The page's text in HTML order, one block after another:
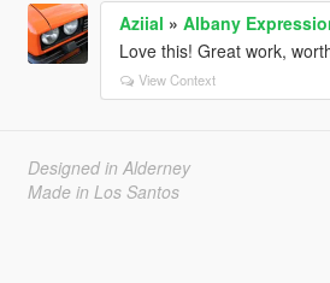
Aziial » Albany
Love this! Great work,
View Context
Designed in Alderney
Made in Los Santos